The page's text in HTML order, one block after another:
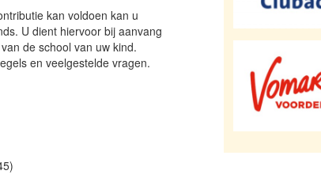
kan voldoen kan u
U dient hiervoor bij aanvang
de school van uw kind.
en veelgestelde vragen.